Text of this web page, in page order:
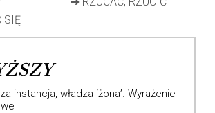
SIĘ
instancja, władza ‘żona’. Wyrażenie